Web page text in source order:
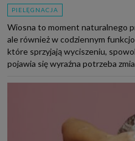
PIELĘGNACJA
Wiosna to moment naturalnego
ale również w codziennym
które sprzyjają wyciszeniu,
pojawia się wyraźna potrzeba